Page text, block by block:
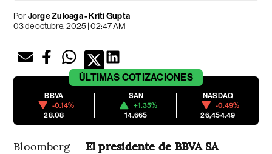
PorJorge Zuloaga - Kriti Gupta
03 de octubre, 2025 | 02:47 AM
ÚLTIMAS COTIZACIONES
BBVA
-0.14%
28.08
SAN
+1.35%
14.665
NASDAQ
-0.49%
26,454.49
Bloomberg — El presidente de BBVA SA